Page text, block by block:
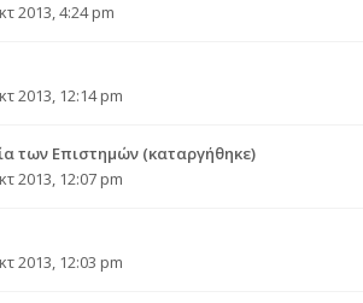
2013, 4:24 pm
2013, 12:14 pm
των Επιστημών (καταργήθηκε)
2013, 12:07 pm
2013, 12:03 pm